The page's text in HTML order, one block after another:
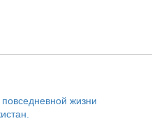
повседневной жизни